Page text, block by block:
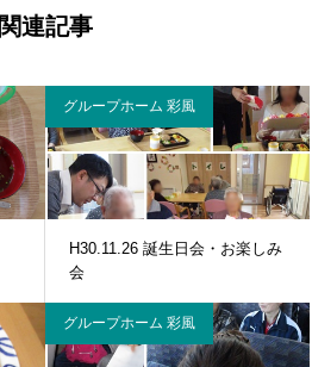
関連記事
グループホーム 彩風
H30.11.26 誕生日会・お楽しみ
会
グループホーム 彩風